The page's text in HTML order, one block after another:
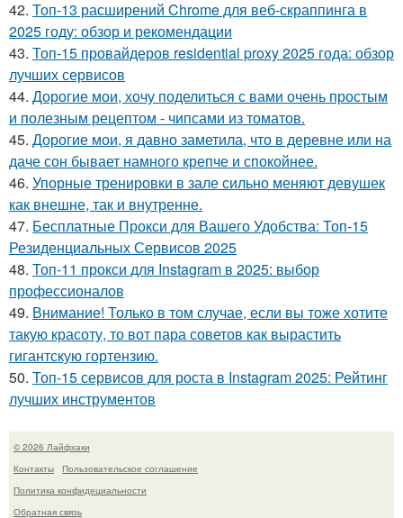
42. Топ-13 расширений Chrome для веб-скраппинга в
2025 году: обзор и рекомендации
43. Топ-15 провайдеров residential proxy 2025 года: обзор
лучших сервисов
44. Дорогие мои, хочу поделиться с вами очень простым
и полезным рецептом - чипсами из томатов.
45. Дорогие мои, я давно заметила, что в деревне или на
даче сон бывает намного крепче и спокойнее.
46. Упорные тренировки в зале сильно меняют девушек
как внешне, так и внутренне.
47. Бесплатные Прокси для Вашего Удобства: Топ-15
Резиденциальных Сервисов 2025
48. Топ-11 прокси для Instagram в 2025: выбор
профессионалов
49. Внимание! Только в том случае, если вы тоже хотите
такую красоту, то вот пара советов как вырастить
гигантскую гортензию.
50. Топ-15 сервисов для роста в Instagram 2025: Рейтинг
лучших инструментов
© 2026 Лайфхаки
Контакты
Пользовательское соглашение
Политика конфидециальности
Обратная связь